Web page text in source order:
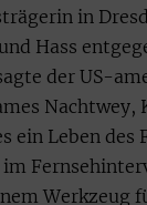
in
Hass
der US-
Nachtwey,
ein Leben des
Werkzeug